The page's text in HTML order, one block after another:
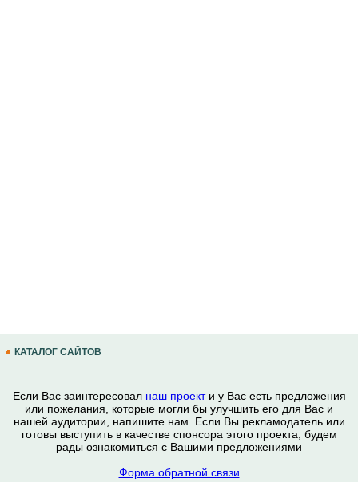
КАТАЛОГ САЙТОВ
Если Вас заинтересовал наш проекти у Вас есть предложения
или пожелания, которые могли бы улучшить его для Вас и
нашей аудитории, напишите нам. Если Вы рекламодатель или
готовы выступить в качестве спонсора этого проекта, будем
рады ознакомиться с Вашими предложениями
Форма обратной связи